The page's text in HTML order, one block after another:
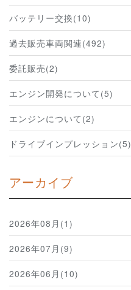
バッテリー交換(10)
過去販売車両関連(492)
委託販売(2)
エンジン開発について(5)
エンジンについて(2)
ドライブインプレッション(5)
アーカイブ
2026年08月(1)
2026年07月(9)
2026年06月(10)